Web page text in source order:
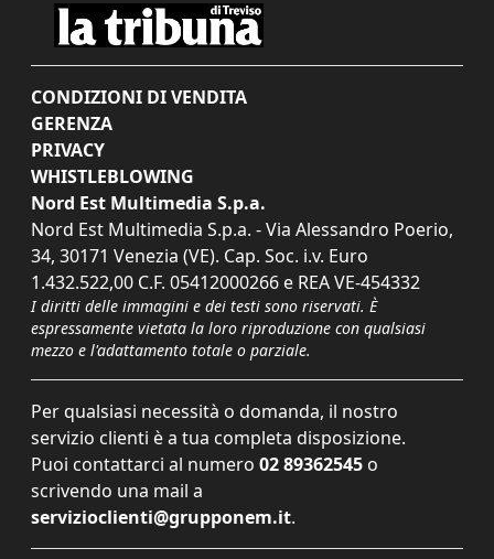
CONDIZIONI DI VENDITA
GERENZA
PRIVACY
WHISTLEBLOWING
Nord Est Multimedia S.p.a.
Nord Est Multimedia S.p.a. - Via Alessandro Poerio,
34, 30171 Venezia (VE). Cap. Soc. i.v. Euro
1.432.522,00 C.F. 05412000266 e REA VE-454332
I diritti delle immagini e dei testi sono riservati. È
espressamente vietata la loro riproduzione con qualsiasi
mezzo e l'adattamento totale o parziale.
Per qualsiasi necessità o domanda, il nostro
servizio clienti è a tua completa disposizione.
Puoi contattarci al numero 02 89362545 o
scrivendo una mail a
servizioclienti@grupponem.it.